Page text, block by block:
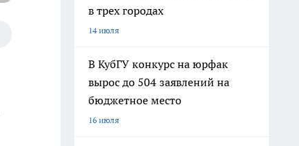
в трех городах
14 июля
В КубГУ конкурс на юрфак
вырос до 504 заявлений на
бюджетное место
16 июля